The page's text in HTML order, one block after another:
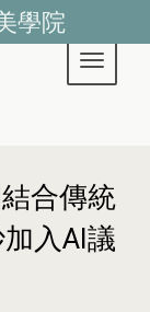
學院
Toggle
合傳統
入AI議